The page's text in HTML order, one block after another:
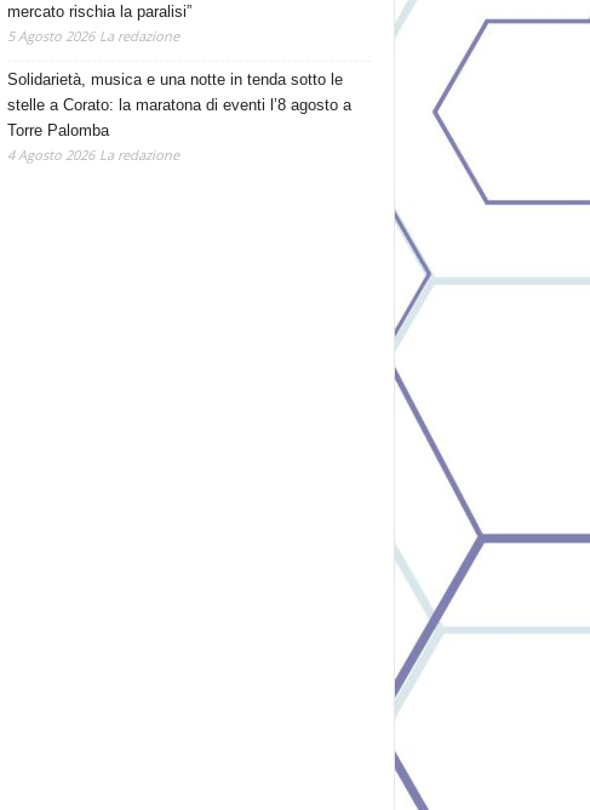
mercato rischia la paralisi”
5 Agosto 2026 La redazione
Solidarietà, musica e una notte in tenda sotto le
stelle a Corato: la maratona di eventi l’8 agosto a
Torre Palomba
4 Agosto 2026 La redazione